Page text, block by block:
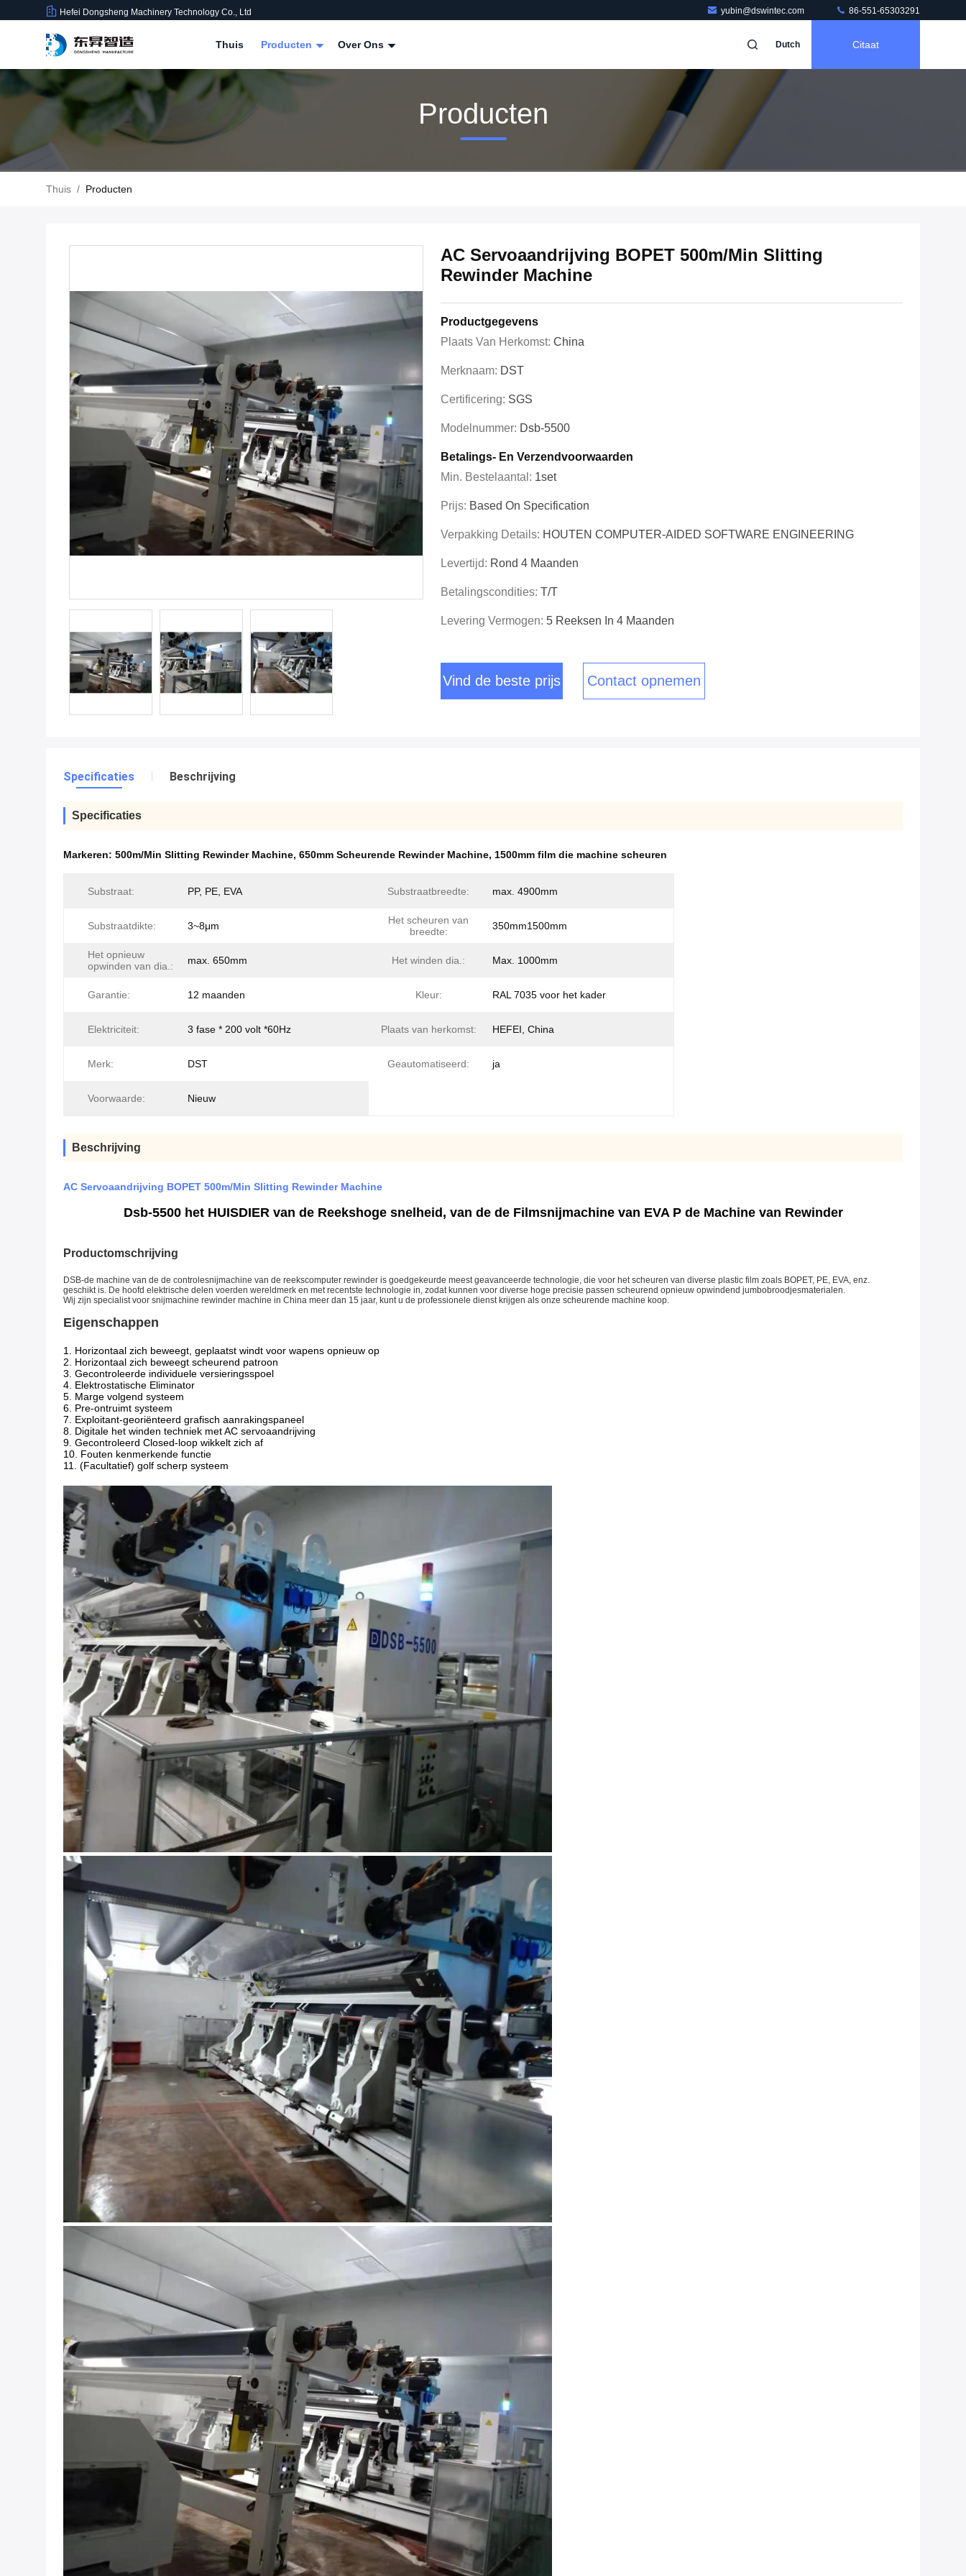
Hefei Dongsheng Machinery Technology Co., Ltd yubin@dswintec.com 86-551-65303291
Thuis Producten Over Ons Dutch Citaat
Producten
Thuis / Producten
AC Servoaandrijving BOPET 500m/Min Slitting
Rewinder Machine
Productgegevens
Plaats Van Herkomst: China
Merknaam: DST
Certificering: SGS
Modelnummer: Dsb-5500
Betalings- En Verzendvoorwaarden
Min. Bestelaantal: 1set
Prijs: Based On Specification
Verpakking Details: HOUTEN COMPUTER-AIDED SOFTWARE ENGINEERING
Levertijd: Rond 4 Maanden
Betalingscondities: T/T
Levering Vermogen: 5 Reeksen In 4 Maanden
Vind de beste prijs Contact opnemen
Specificaties Beschrijving
Specificaties
Markeren: 500m/Min Slitting Rewinder Machine, 650mm Scheurende Rewinder Machine, 1500mm film die machine scheuren
Substraat: PP, PE, EVA Substraatbreedte: max. 4900mm
Substraatdikte: 3~8μm
Het scheuren van
breedte:
350mm1500mm
Het opnieuw
opwinden van dia.:
max. 650mm Het winden dia.: Max. 1000mm
Garantie: 12 maanden Kleur: RAL 7035 voor het kader
Elektriciteit: 3 fase * 200 volt *60Hz Plaats van herkomst: HEFEI, China
Merk: DST Geautomatiseerd: ja
Voorwaarde: Nieuw
Beschrijving
AC Servoaandrijving BOPET 500m/Min Slitting Rewinder Machine
Dsb-5500 het HUISDIER van de Reekshoge snelheid, van de de Filmsnijmachine van EVA P de Machine van Rewinder
Productomschrijving
DSB-de machine van de de controlesnijmachine van de reekscomputer rewinder is goedgekeurde meest geavanceerde technologie, die voor het scheuren van diverse plastic film zoals BOPET, PE, EVA, enz.
geschikt is. De hoofd elektrische delen voerden wereldmerk en met recentste technologie in, zodat kunnen voor diverse hoge precisie passen scheurend opnieuw opwindend jumbobroodjesmaterialen.
Wij zijn specialist voor snijmachine rewinder machine in China meer dan 15 jaar, kunt u de professionele dienst krijgen als onze scheurende machine koop.
Eigenschappen
1. Horizontaal zich beweegt, geplaatst windt voor wapens opnieuw op
2. Horizontaal zich beweegt scheurend patroon
3. Gecontroleerde individuele versieringsspoel
4. Elektrostatische Eliminator
5. Marge volgend systeem
6. Pre-ontruimt systeem
7. Exploitant-georiënteerd grafisch aanrakingspaneel
8. Digitale het winden techniek met AC servoaandrijving
9. Gecontroleerd Closed-loop wikkelt zich af
10. Fouten kenmerkende functie
11. (Facultatief) golf scherp systeem